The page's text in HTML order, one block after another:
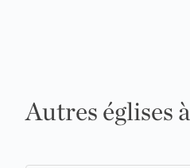
Autres églises